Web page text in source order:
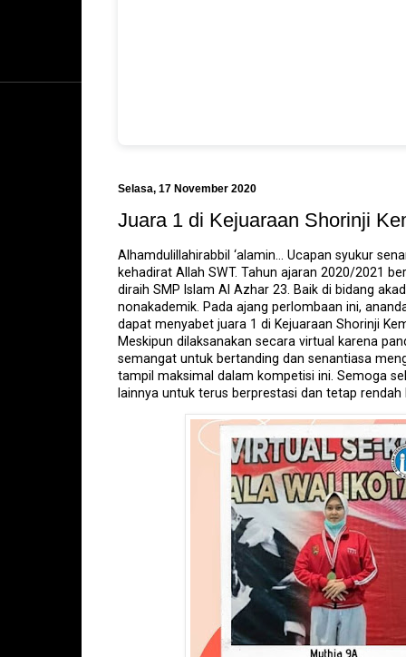
Selasa, 17 November 2020
Juara 1 di Kejuaraan Shorinji
Alhamdulillahirabbil ‘alamin… Ucapan syukur
kehadirat Allah SWT. Tahun ajaran 2020/2021
diraih SMP Islam Al Azhar 23. Baik di bidang
nonakademik. Pada ajang perlombaan ini,
dapat menyabet juara 1 di Kejuaraan Shorinji
Meskipun dilaksanakan secara virtual karena
semangat untuk bertanding dan senantiasa
tampil maksimal dalam kompetisi ini. Semoga
lainnya untuk terus berprestasi dan tetap rendah